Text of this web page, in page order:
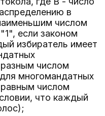
в
числом
если законом
избиратель имеет
разным числом
многомандатных
равным числом
что каждый